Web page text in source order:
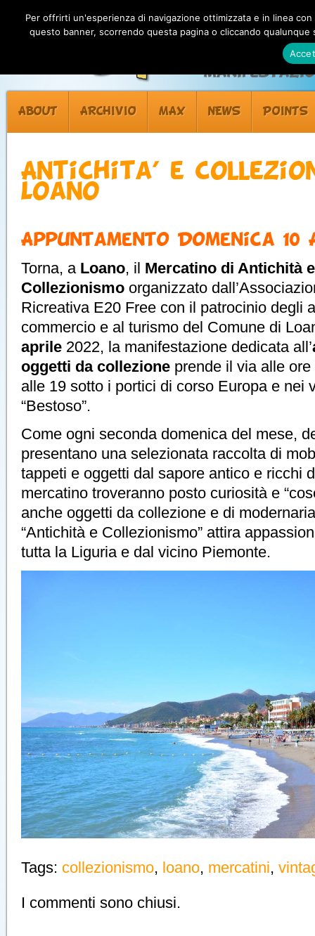
ABOUT ARCHIVIO MAX NEWS POINTS
Antichita’ e
Loano
Appuntamento Domenica 10
Torna, a Loano, il Mercatino di Antichità e
Collezionismo organizzato
Ricreativa E20 Free con il patrocinio degli
commercio e al turismo del Comune di
aprile 2022, la manifestazione dedicata all’
oggetti da collezione prende il via alle
alle 19 sotto i portici di corso Europa e nei
“Bestoso”.
Come ogni seconda domenica del mese,
presentano una selezionata raccolta di
tappeti e oggetti dal sapore antico e ricchi
mercatino troveranno posto curiosità e
anche oggetti da collezione e di
“Antichità e Collezionismo” attira
tutta la Liguria e dal vicino Piemonte.
Tags: collezionismo, loano, mercatini,
I commenti sono chiusi.
Per offrirti un'esperienza di navigazione ottimizzata e in linea
questo banner, scorrendo questa pagina o cliccando